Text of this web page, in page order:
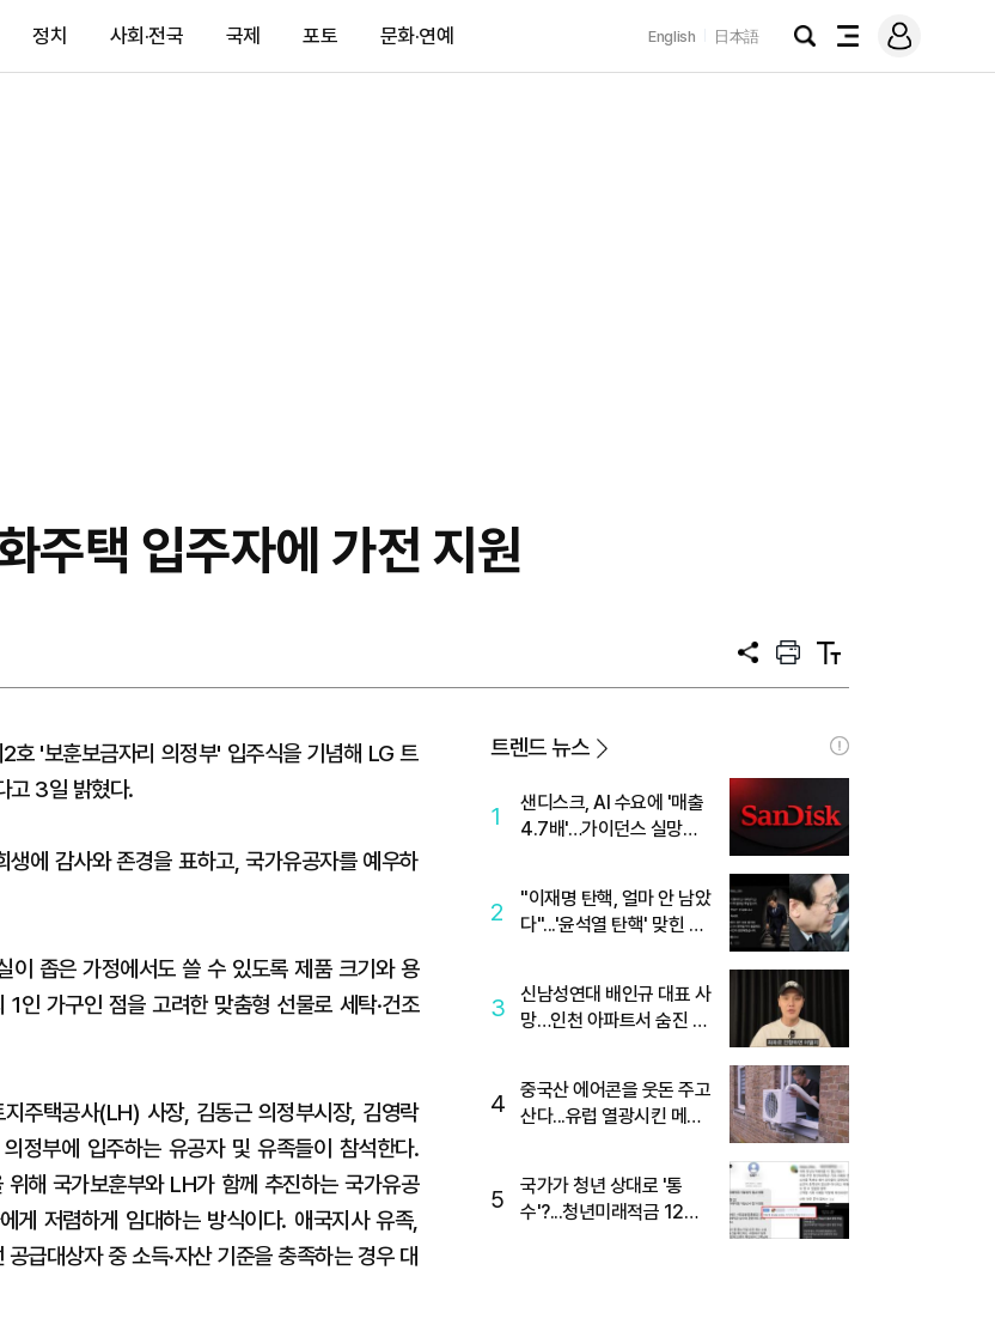
정치 사회·전국 국제 포토 문화·연예 English 日本語
검
전
메
그
주택 입주자에 가전 지원
공
프
트
텍
트
호 '보훈보금자리 의정부' 입주식을 기념해 LG 트
고 3일 밝혔다.
에 감사와 존경을 표하고, 국가유공자를 예우하
이 좁은 가정에서도 쓸 수 있도록 제품 크기와 용
인 가구인 점을 고려한 맞춤형 선물로 세탁·건조
주택공사(LH) 사장, 김동근 의정부시장, 김영락
정부에 입주하는 유공자 및 유족들이 참석한다.
해 국가보훈부와 LH가 함께 추진하는 국가유공
게 저렴하게 임대하는 방식이다. 애국지사 유족,
급대상자 중 소득·자산 기준을 충족하는 경우 대
트렌드 뉴스
1
샌디스크, AI 수요에 '매출
4.7배'…가이던스 실망에
2
"이재명 탄핵, 얼마 안 남았
다"...'윤석열 탄핵' 맞힌 무
3
신남성연대 배인규 대표 사
망…인천 아파트서 숨진 채
4
중국산 에어콘을 웃돈 주고
산다...유럽 열광시킨 메이
5
국가가 청년 상대로 '통
수'?...청년미래적금 12%